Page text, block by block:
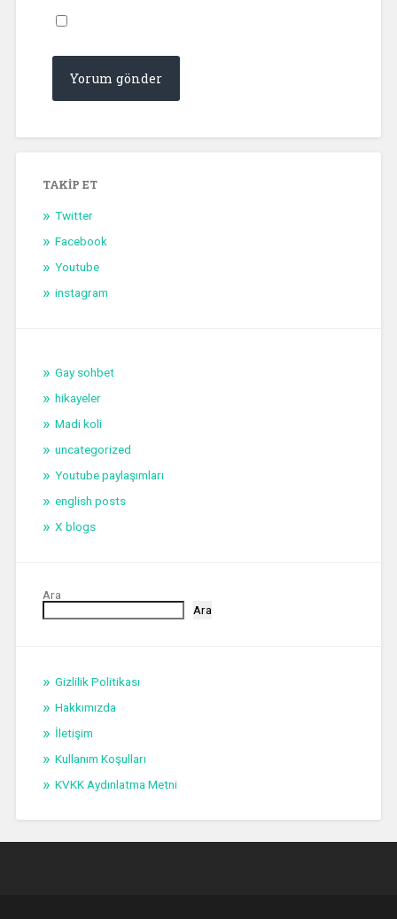
TAKIP ET
Twitter
Facebook
Youtube
instagram
Gay sohbet
hikayeler
Madi koli
uncategorized
Youtube paylaşımları
english posts
X blogs
Ara
Ara
Gizlilik Politikası
Hakkımızda
İletişim
Kullanım Koşulları
KVKK Aydınlatma Metni